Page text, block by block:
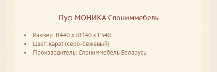
Пуф МОНИКА Слониммебель
Размер: В440 х Ш340 х Г340
Цвет: карат (серо-бежевый)
Производитель: Слониммебель Беларусь